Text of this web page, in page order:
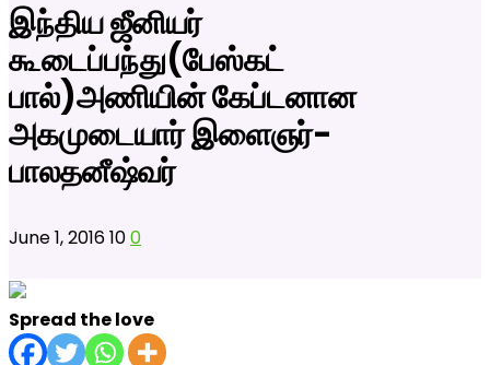
இந்திய ஜீனியர்
கூடைப்பந்து(பேஸ்கட்
பால்)அணியின் கேப்டனான
அகமுடையார் இளைஞர்-
பாலதனீஷ்வர்
June 1, 2016100
Spread the love